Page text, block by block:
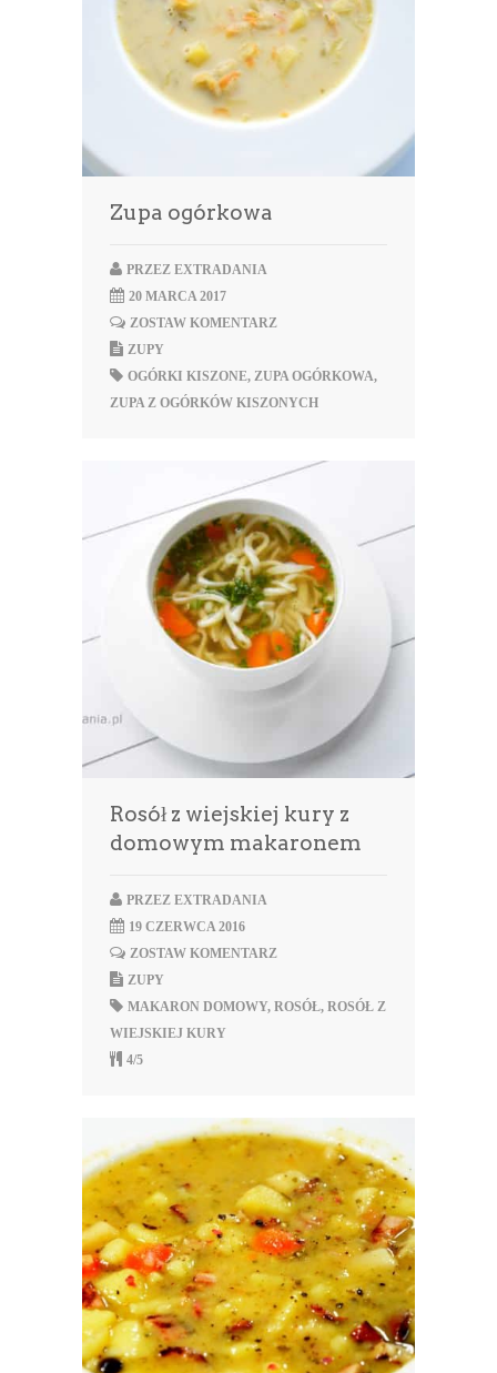
Zupa ogórkowa
PRZEZ EXTRADANIA
20 MARCA 2017
ZOSTAW KOMENTARZ
ZUPY
OGÓRKI KISZONE, ZUPA OGÓRKOWA,
ZUPA Z OGÓRKÓW KISZONYCH
Rosół z wiejskiej kury z
domowym makaronem
PRZEZ EXTRADANIA
19 CZERWCA 2016
ZOSTAW KOMENTARZ
ZUPY
MAKARON DOMOWY, ROSÓŁ, ROSÓŁ Z
WIEJSKIEJ KURY
4/5